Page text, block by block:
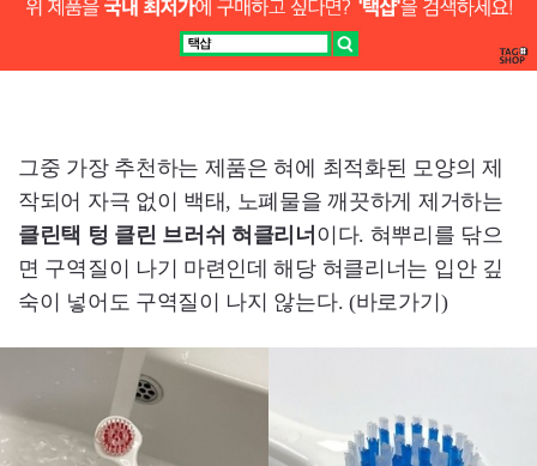
그중 가장 추천하는 제품은 혀에 최적화된 모양의 제
작되어 자극 없이 백태, 노폐물을 깨끗하게 제거하는
클린택 텅 클린 브러쉬 혀클리너 이다. 혀뿌리를 닦으
면 구역질이 나기 마련인데 해당 혀클리너는 입안 깊
숙이 넣어도 구역질이 나지 않는다. (바로가기)